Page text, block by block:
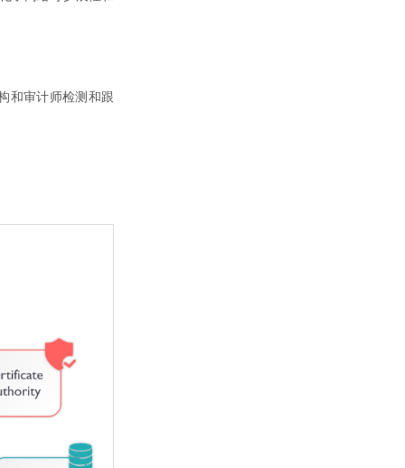
和审计师检测和跟